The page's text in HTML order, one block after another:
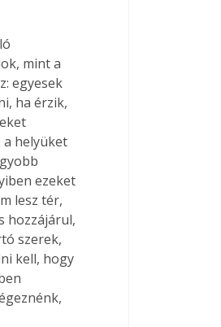
mint a
egyesek
ha érzik,
a helyüket
ezeket
lesz tér,
hozzájárul,
szerek,
kell, hogy